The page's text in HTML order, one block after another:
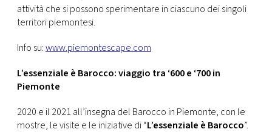
attività che si possono sperimentare in ciascuno dei singoli
territori piemontesi.
Info su:www.piemontescape.com
L’essenziale è Barocco: viaggio tra ‘600 e ‘700 in
Piemonte
2020 e il 2021 all’insegna del Barocco in Piemonte, con le
mostre, le visite e le iniziative di “L’essenziale è Barocco”.